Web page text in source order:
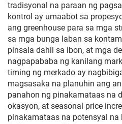
tradisyonal na paraan ng
kontrol ay umaabot sa
ang greenhouse para sa mga
sa mga bunga laban sa
pinsala dahil sa ibon, at mga
nagpapababa ng kanilang
timing ng merkado ay
magsasaka na planuhin ang
panahon ng pinakamataas na
okasyon, at seasonal price
pinakamataas na potensyal na